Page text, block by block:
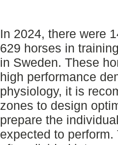
In 2024, there were
629 horses in
in Sweden. These
high performance
physiology, it is
zones to design
prepare the
expected to